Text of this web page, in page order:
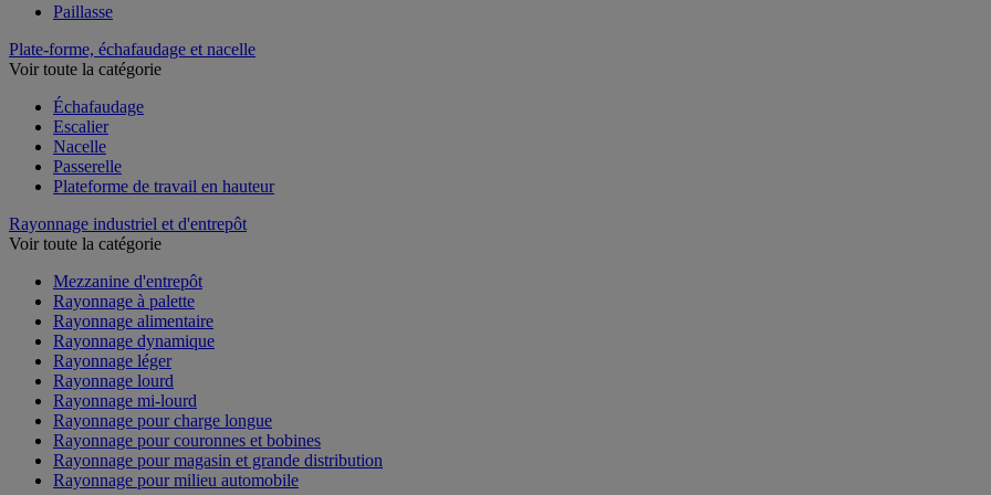
Paillasse
Plate-forme, échafaudage et nacelle
Voir toute la catégorie
Échafaudage
Escalier
Nacelle
Passerelle
Plateforme de travail en hauteur
Rayonnage industriel et d'entrepôt
Voir toute la catégorie
Mezzanine d'entrepôt
Rayonnage à palette
Rayonnage alimentaire
Rayonnage dynamique
Rayonnage léger
Rayonnage lourd
Rayonnage mi-lourd
Rayonnage pour charge longue
Rayonnage pour couronnes et bobines
Rayonnage pour magasin et grande distribution
Rayonnage pour milieu automobile